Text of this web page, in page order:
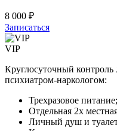
8 000 ₽
Записаться
VIP
Круглосуточный
психиатром-наркологом:
Трехразовое питание;
Отдельная 2х
Личный душ и